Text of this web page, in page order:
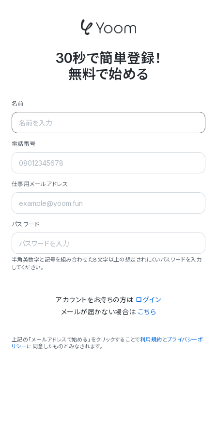
30秒で簡単登録！
無料で始める
名前
電話番号
仕事用メールアドレス
パスワード
半角英数字と記号を組み合わせた8文字以上の想定されにくいパスワードを入力
してください。
アカウントをお持ちの方は ログイン
メールが届かない場合は こちら
上記の「メールアドレスで始める」をクリックすることで利用規約 とプライバシーポ
リシーに同意したものとみなされます。